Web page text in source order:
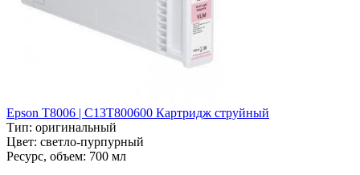
Epson T8006 | C13T800600 Картридж струйный
Тип: оригинальный
Цвет: светло-пурпурный
Ресурс, объем: 700 мл